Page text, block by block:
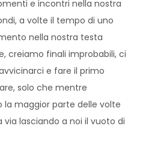
e incontri nella nostra
a volte il tempo di uno
nella nostra testa
creiamo finali improbabili, ci
e fare il primo
solo che mentre
maggior parte delle volte
via lasciando a noi il vuoto di